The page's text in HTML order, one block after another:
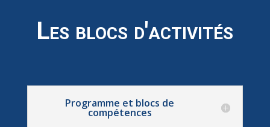
Les blocs d'activités
Programme et blocs de
compétences